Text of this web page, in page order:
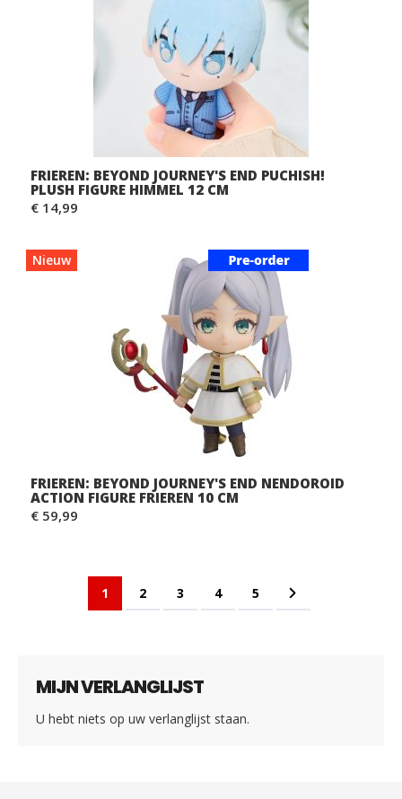
FRIEREN: BEYOND JOURNEY'S END PUCHISH!
PLUSH FIGURE HIMMEL 12 CM
€ 14,99
Nieuw
FRIEREN: BEYOND JOURNEY'S END NENDOROID
ACTION FIGURE FRIEREN 10 CM
€ 59,99
U lees momenteel pagina
1 Pagina
2 Pagina
3 Pagina
4 Pagina
5 Pagina
Volgende
MIJN VERLANGLIJST
U hebt niets op uw verlanglijst staan.